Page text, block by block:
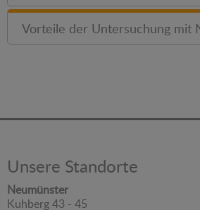
Vorteile der Untersuchung mit
Unsere Standorte
Neumünster
Kuhberg 43 - 45